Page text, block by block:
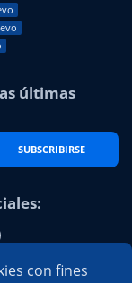
últimas
SUBSCRIBIRSE
con fines